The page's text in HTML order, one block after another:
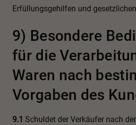
Erfüllungsgehilfen und
9) Besondere
für die
Waren nach
Vorgaben des
9.1 Schuldet der Verkäufer nach